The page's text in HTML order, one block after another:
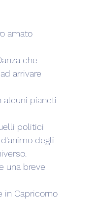
amato
che
arrivare
alcuni pianeti
politici
degli
una breve
in Capricorno